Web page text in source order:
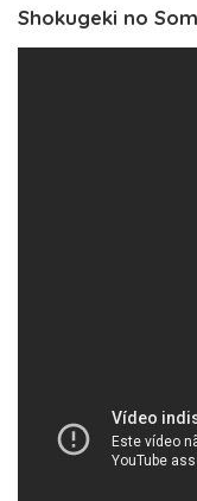
Shokugeki no